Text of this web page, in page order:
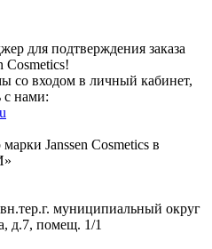
для подтверждения заказа
Cosmetics!
со входом в личный кабинет,
с нами:
Janssen Cosmetics в
муниципиальный округ
д.7, помещ. 1/1